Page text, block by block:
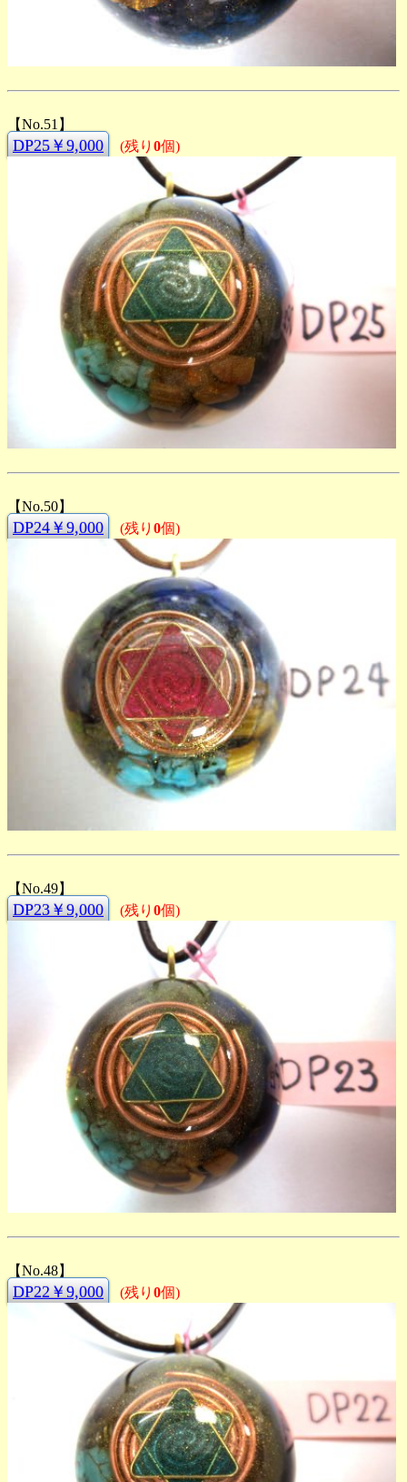
【No.51】
DP25￥9,000 (残り 0個)
【No.50】
DP24￥9,000 (残り 0個)
【No.49】
DP23￥9,000 (残り 0個)
【No.48】
DP22￥9,000 (残り 0個)